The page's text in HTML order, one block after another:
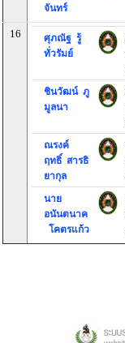
จันทร์
16
ศุภณัฐ รู้
ทั่วรัมย์
ชินวัฒน์ ภู
มูลนา
ณรงค์
ฤทธิ์ สารธิ
ยากุล
นาย
อนันตนาค
โคตรแก้ว